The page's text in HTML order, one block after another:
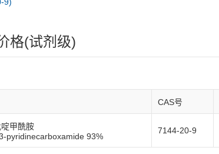
格(试剂级)
CAS号
甲酰胺
pyridinecarboxamide 93%
7144-20-9